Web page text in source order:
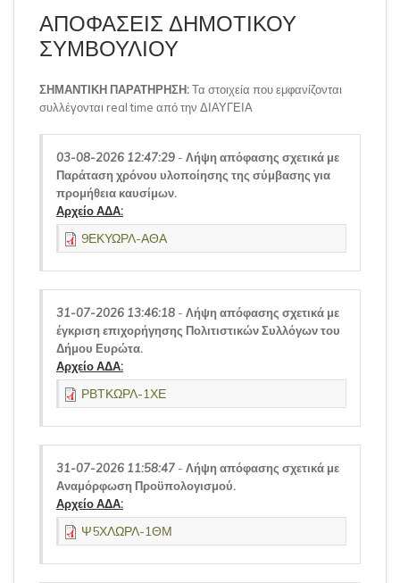
ΑΠΟΦΑΣΕΙΣ ΔΗΜΟΤΙΚΟΥ
ΣΥΜΒΟΥΛΙΟΥ
ΣΗΜΑΝΤΙΚΗ ΠΑΡΑΤΗΡΗΣΗ:Τα στοιχεία που εμφανίζονται
συλλέγονται real time από την ΔΙΑΥΓΕΙΑ
03-08-2026 12:47:29 - Λήψη απόφασης σχετικά με
Παράταση χρόνου υλοποίησης της σύμβασης για
προμήθεια καυσίμων.
Αρχείο ΑΔΑ:
9ΕΚΥΩΡΛ-ΑΘΑ
31-07-2026 13:46:18 - Λήψη απόφασης σχετικά με
έγκριση επιχορήγησης Πολιτιστικών Συλλόγων του
Δήμου Ευρώτα.
Αρχείο ΑΔΑ:
ΡΒΤΚΩΡΛ-1ΧΕ
31-07-2026 11:58:47 - Λήψη απόφασης σχετικά με
Αναμόρφωση Προϋπολογισμού.
Αρχείο ΑΔΑ:
Ψ5ΧΛΩΡΛ-1ΘΜ